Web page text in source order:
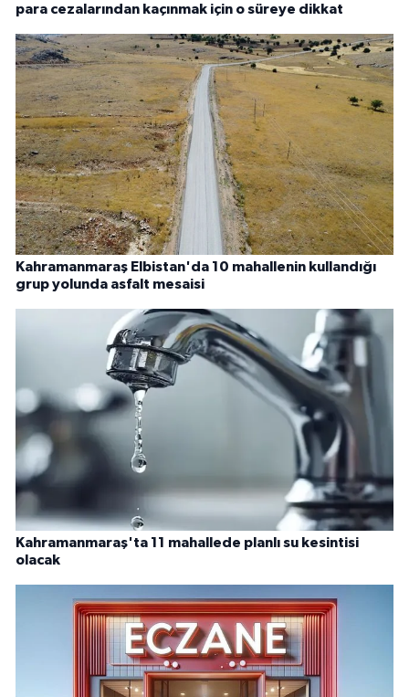
para cezalarından kaçınmak için o süreye dikkat
Kahramanmaraş Elbistan'da 10 mahallenin kullandığı
grup yolunda asfalt mesaisi
Kahramanmaraş'ta 11 mahallede planlı su kesintisi
olacak